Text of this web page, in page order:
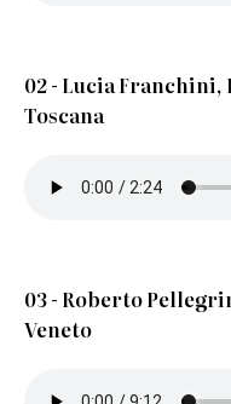
02 - Lucia
Toscana
03 - Roberto
Veneto